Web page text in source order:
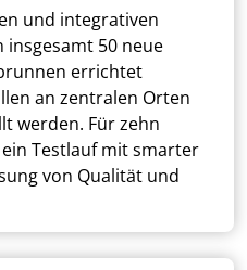
und integrativen
50 neue
errichtet
an zentralen Orten
werden. Für zehn
Testlauf mit smarter
von Qualität und